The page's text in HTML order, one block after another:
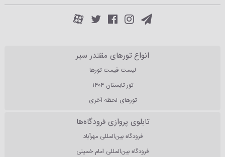
انواع تورهای مقتدر سیر
لیست قیمت تورها
تور تابستان ۱۴۰۴
تورهای لحظه آخری
تابلوی پروازی فرودگاه‌ها
فرودگاه بین‌المللی مهرآباد
فرودگاه بین‌المللی امام خمینی